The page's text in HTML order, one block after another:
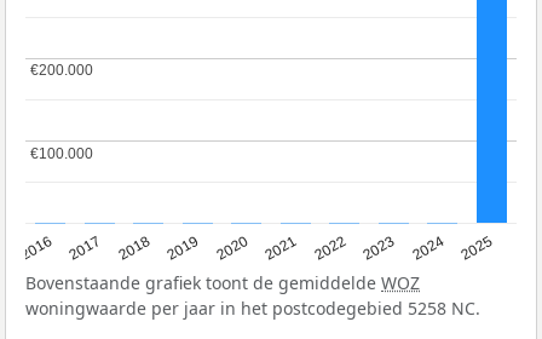
2016 2017 2018 2019 2020 2021 2022 2023 2024 2025
€100.000
€100.000
€200.000
€200.000
Bovenstaande grafiek toont de gemiddelde WOZ
woningwaarde per jaar in het postcodegebied 5258 NC.